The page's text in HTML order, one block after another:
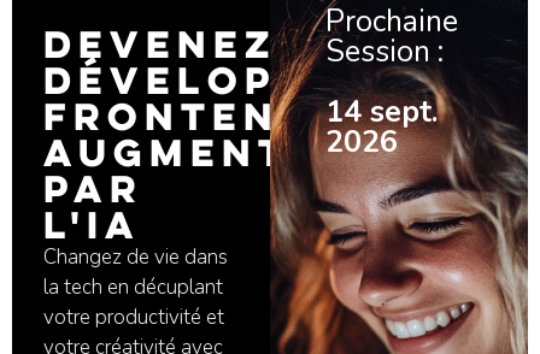
Devenez
Développeur
Frontend,
Augmenté
par
l'IA
Changez de vie dans
la tech en décuplant
votre productivité et
votre créativité avec
Prochaine
Session :
14 sept.
2026